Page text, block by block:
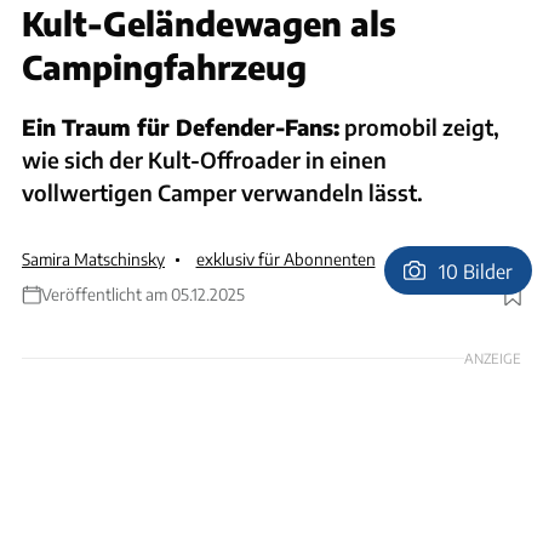
Kult-Geländewagen als
Campingfahrzeug
Ein Traum für Defender-Fans: promobil zeigt,
wie sich der Kult-Offroader in einen
vollwertigen Camper verwandeln lässt.
Samira Matschinsky
exklusiv für Abonnenten
Veröffentlicht am 05.12.2025
Foto: www.oryxsolutions.de
10 Bilder
ANZEIGE